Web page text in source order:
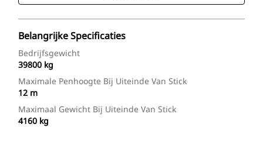
Belangrijke Specificaties
Bedrijfsgewicht
39800 kg
Maximale Penhoogte Bij Uiteinde Van Stick
12 m
Maximaal Gewicht Bij Uiteinde Van Stick
4160 kg